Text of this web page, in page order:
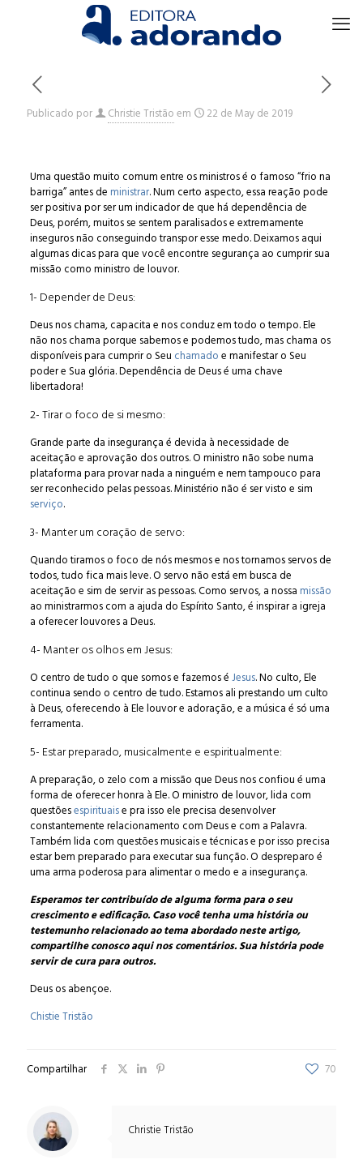
Publicado por Christie Tristãoem 22 de May de 2019
Uma questão muito comum entre os ministros é o famoso “frio na
barriga” antes de ministrar. Num certo aspecto, essa reação pode
ser positiva por ser um indicador de que há dependência de
Deus, porém, muitos se sentem paralisados e extremamente
inseguros não conseguindo transpor esse medo. Deixamos aqui
algumas dicas para que você encontre segurança ao cumprir sua
missão como ministro de louvor.
1- Depender de Deus:
Deus nos chama, capacita e nos conduz em todo o tempo. Ele
não nos chama porque sabemos e podemos tudo, mas chama os
disponíveis para cumprir o Seu chamadoe manifestar o Seu
poder e Sua glória. Dependência de Deus é uma chave
libertadora!
2- Tirar o foco de si mesmo:
Grande parte da insegurança é devida à necessidade de
aceitação e aprovação dos outros. O ministro não sobe numa
plataforma para provar nada a ninguém e nem tampouco para
ser reconhecido pelas pessoas. Ministério não é ser visto e sim
serviço.
3- Manter um coração de servo:
Quando tiramos o foco de nós mesmos e nos tornamos servos de
todos, tudo fica mais leve. O servo não está em busca de
aceitação e sim de servir as pessoas. Como servos, a nossa missão
ao ministrarmos com a ajuda do Espírito Santo, é inspirar a igreja
a oferecer louvores a Deus.
4- Manter os olhos em Jesus:
O centro de tudo o que somos e fazemos éJesus. No culto, Ele
continua sendo o centro de tudo. Estamos ali prestando um culto
à Deus, oferecendo à Ele louvor e adoração, e a música é só uma
ferramenta.
5- Estar preparado, musicalmente e espiritualmente:
A preparação, o zelo com a missão que Deus nos confiou é uma
forma de oferecer honra à Ele. O ministro de louvor, lida com
questõesespirituaise pra isso ele precisa desenvolver
constantemente relacionamento com Deus e com a Palavra.
Também lida com questões musicais e técnicas e por isso precisa
estar bem preparado para executar sua função. O despreparo é
uma arma poderosa para alimentar o medo e a insegurança.
Esperamos ter contribuído de alguma forma para o seu
crescimento e edificação. Caso você tenha uma história ou
testemunho relacionado ao tema abordado neste artigo,
compartilhe conosco aqui nos comentários. Sua história pode
servir de cura para outros.
Deus os abençoe.
Chistie Tristão
Compartilhar 70
Christie Tristão